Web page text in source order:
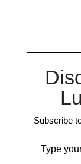
Subscribe
Type your email…